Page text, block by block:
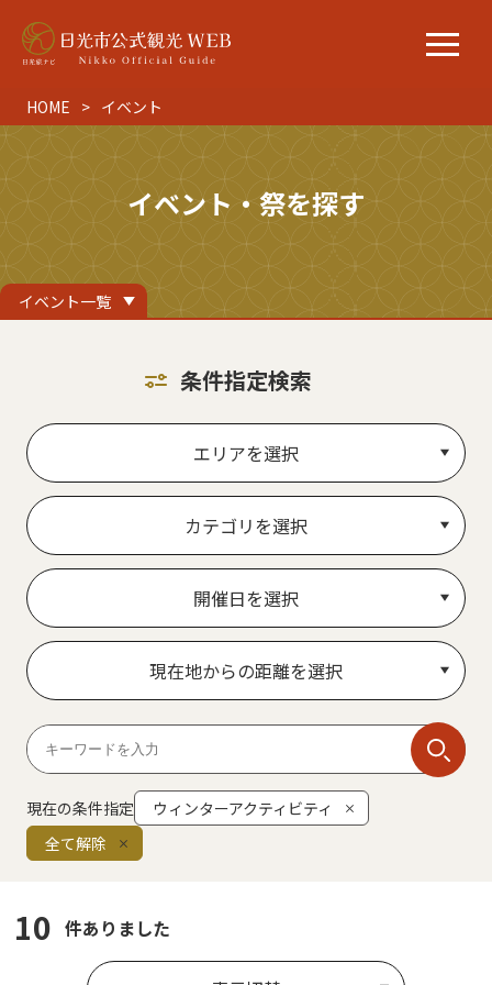
HOME イベント
イベント・祭を探す
イベント一覧
条件指定検索
エリアを選択
カテゴリを選択
開催日を選択
現在地からの距離を選択
現在の条件指定
ウィンターアクティビティ
全て解除
10 件ありました